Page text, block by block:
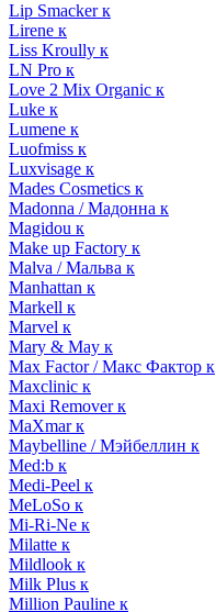
Lip Smacker к
Lirene к
Liss Kroully к
LN Pro к
Love 2 Mix Organic к
Luke к
Lumene к
Luofmiss к
Luxvisage к
Mades Cosmetics к
Madonna / Мадонна к
Magidou к
Make up Factory к
Malva / Мальва к
Manhattan к
Markell к
Marvel к
Mary & May к
Max Factor / Макс Фактор к
Maxclinic к
Maxi Remover к
MaXmar к
Maybelline / Мэйбеллин к
Med:b к
Medi-Peel к
MeLoSo к
Mi-Ri-Ne к
Milatte к
Mildlook к
Milk Plus к
Million Pauline к